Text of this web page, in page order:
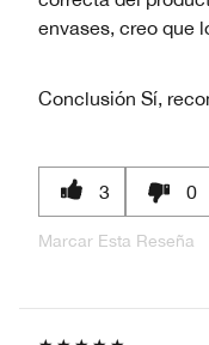
envases, creo que
Conclusión Sí,
3 0
Marcar Esta Reseña